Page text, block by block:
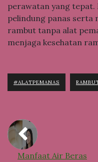
perawatan yang tepat.
pelindung panas serta
rambut tanpa alat
menjaga kesehatan
#ALATPEMANAS
Manfaat Air Beras